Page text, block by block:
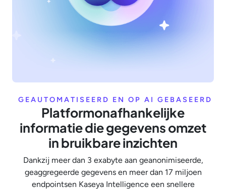
GEAUTOMATISEERD EN OP AI GEBASEERD
Platformonafhankelijke
informatie die gegevens omzet
in bruikbare inzichten
Dankzij meer dan 3 exabyte aan geanonimiseerde,
geaggregeerde gegevens en meer dan 17 miljoen
endpointsen Kaseya Intelligence een snellere